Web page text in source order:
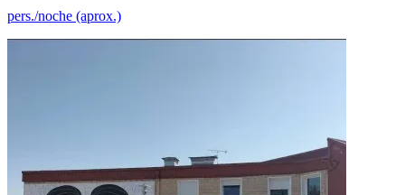
pers./noche (aprox.)